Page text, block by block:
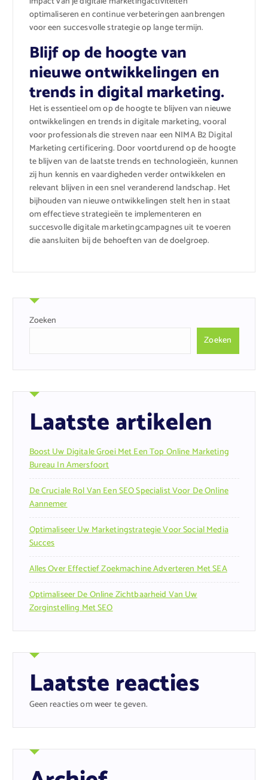
optimaliseren en continue verbeteringen aanbrengen
voor een succesvolle strategie op lange termijn.
Blijf op de hoogte van
nieuwe ontwikkelingen en
trends in digital marketing.
Het is essentieel om op de hoogte te blijven van nieuwe
ontwikkelingen en trends in digitale marketing, vooral
voor professionals die streven naar een NIMA B2 Digital
Marketing certificering. Door voortdurend op de hoogte
te blijven van de laatste trends en technologieën, kunnen
zij hun kennis en vaardigheden verder ontwikkelen en
relevant blijven in een snel veranderend landschap. Het
bijhouden van nieuwe ontwikkelingen stelt hen in staat
om effectieve strategieën te implementeren en
succesvolle digitale marketingcampagnes uit te voeren
die aansluiten bij de behoeften van de doelgroep.
Zoeken
Zoeken
Laatste artikelen
Boost Uw Digitale Groei Met Een Top Online Marketing
Bureau In Amersfoort
De Cruciale Rol Van Een SEO Specialist Voor De Online
Aannemer
Optimaliseer Uw Marketingstrategie Voor Social Media
Succes
Alles Over Effectief Zoekmachine Adverteren Met SEA
Optimaliseer De Online Zichtbaarheid Van Uw
Zorginstelling Met SEO
Laatste reacties
Geen reacties om weer te geven.